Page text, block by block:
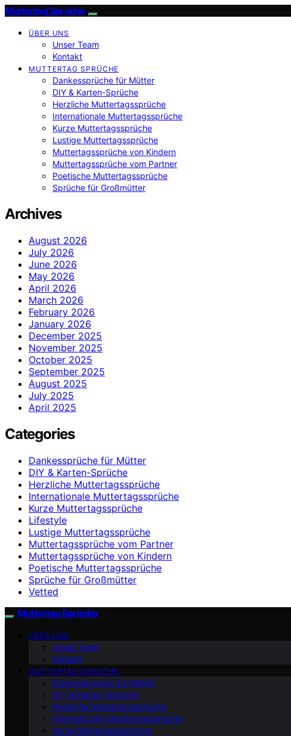
Muttertag Sprüche
ÜBER UNS
Unser Team
Kontakt
MUTTERTAG SPRÜCHE
Dankessprüche für Mütter
DIY & Karten-Sprüche
Herzliche Muttertagssprüche
Internationale Muttertagssprüche
Kurze Muttertagssprüche
Lustige Muttertagssprüche
Muttertagssprüche von Kindern
Muttertagssprüche vom Partner
Poetische Muttertagssprüche
Sprüche für Großmütter
Archives
August 2026
July 2026
June 2026
May 2026
April 2026
March 2026
February 2026
January 2026
December 2025
November 2025
October 2025
September 2025
August 2025
July 2025
April 2025
Categories
Dankessprüche für Mütter
DIY & Karten-Sprüche
Herzliche Muttertagssprüche
Internationale Muttertagssprüche
Kurze Muttertagssprüche
Lifestyle
Lustige Muttertagssprüche
Muttertagssprüche vom Partner
Muttertagssprüche von Kindern
Poetische Muttertagssprüche
Sprüche für Großmütter
Vetted
Muttertag Sprüche
ÜBER UNS
Unser Team
Kontakt
MUTTERTAG SPRÜCHE
Dankessprüche für Mütter
DIY & Karten-Sprüche
Herzliche Muttertagssprüche
Internationale Muttertagssprüche
Kurze Muttertagssprüche